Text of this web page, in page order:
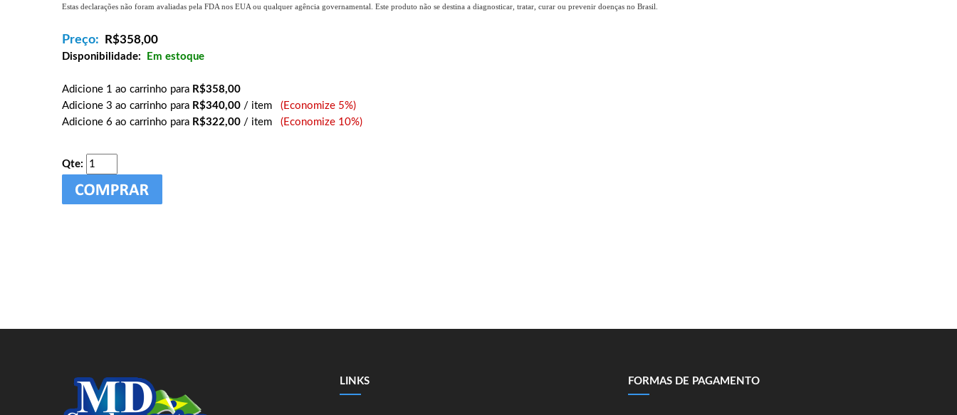
Estas declarações não foram avaliadas pela FDA nos EUA ou qualquer agência governamental. Este produto não se destina a diagnosticar, tratar, curar ou prevenir doenças no Brasil.
Preço: R$358,00
Disponibilidade: Em estoque
Adicione 1 ao carrinho para R$358,00
Adicione 3 ao carrinho para R$340,00 / item (Economize 5%)
Adicione 6 ao carrinho para R$322,00 / item (Economize 10%)
Qte:
LINKS FORMAS DE PAGAMENTO